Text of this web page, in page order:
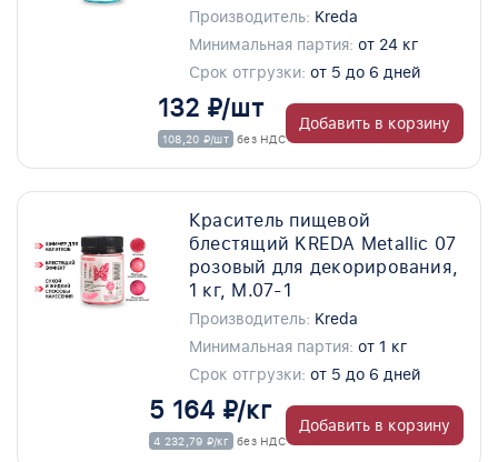
Производитель: Kreda
Минимальная партия: от 24 кг
Срок отгрузки: от 5 до 6 дней
132 ₽/шт
108,20 ₽/шт без НДС
Добавить в корзину
Краситель пищевой
блестящий KREDA Metallic 07
розовый для декорирования,
1 кг, M.07-1
Производитель: Kreda
Минимальная партия: от 1 кг
Срок отгрузки: от 5 до 6 дней
5 164 ₽/кг
4 232,79 ₽/кг без НДС
Добавить в корзину